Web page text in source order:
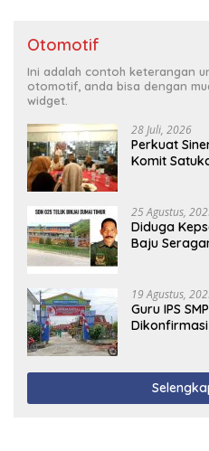
Otomotif
Ini adalah contoh keterangan
otomotif, anda bisa dengan
widget.
28 Juli, 2026
Perkuat
Komit
25 Agustus,
Diduga
Baju
19 Agustus,
Guru IPS